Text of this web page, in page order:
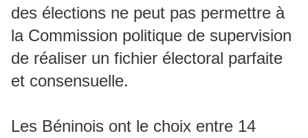
des élections ne peut pas permettre à
la Commission politique de supervision
de réaliser un fichier électoral parfaite
et consensuelle.
Les Béninois ont le choix entre 14